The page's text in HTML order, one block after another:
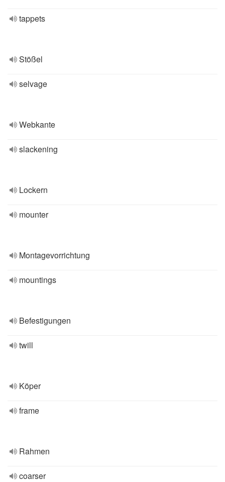
tappets
Stößel
selvage
Webkante
slackening
Lockern
mounter
Montagevorrichtung
mountings
Befestigungen
twill
Köper
frame
Rahmen
coarser